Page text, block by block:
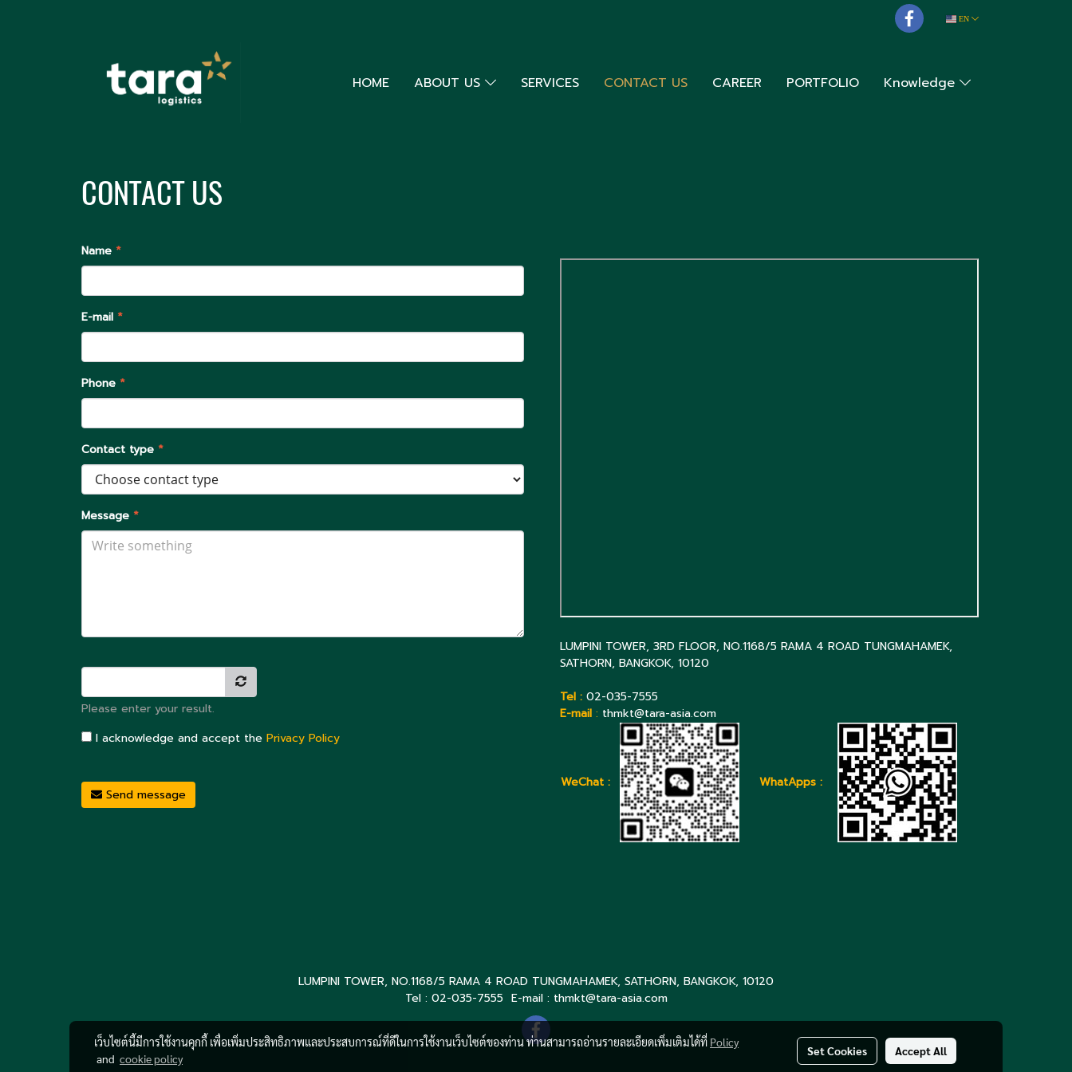
EN
HOME ABOUT US SERVICES CONTACT US CAREER PORTFOLIO Knowledge
CONTACT US
Name *
E-mail *
Phone *
Contact type *
Message *
Please enter your result.
I acknowledge and accept the Privacy Policy
Send message
LUMPINI TOWER, 3RD FLOOR, NO.1168/5 RAMA 4 ROAD TUNGMAHAMEK,
SATHORN, BANGKOK, 10120
Tel : 02-035-7555
E-mail : thmkt@tara-asia.com
WeChat : WhatApps :
LUMPINI TOWER, NO.1168/5 RAMA 4 ROAD TUNGMAHAMEK, SATHORN, BANGKOK, 10120
Tel : 02-035-7555 E-mail : thmkt@tara-asia.com
เว็บไซต์นี้มีการใช้งานคุกกี้ เพื่อเพิ่มประสิทธิภาพและประสบการณ์ที่ดีในการใช้งานเว็บไซต์ของท่าน ท่านสามารถอ่านรายละเอียดเพิ่มเติมได้ที่ Policy
and cookie policy
Set Cookies Accept All